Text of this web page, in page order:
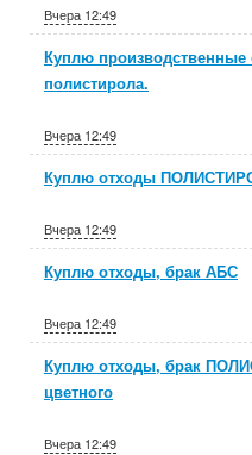
Вчера 12:49
Куплю
полистирола.
Вчера 12:49
Куплю отходы
Вчера 12:49
Куплю отходы, брак АБС
Вчера 12:49
Куплю отходы, брак
цветного
Вчера 12:49